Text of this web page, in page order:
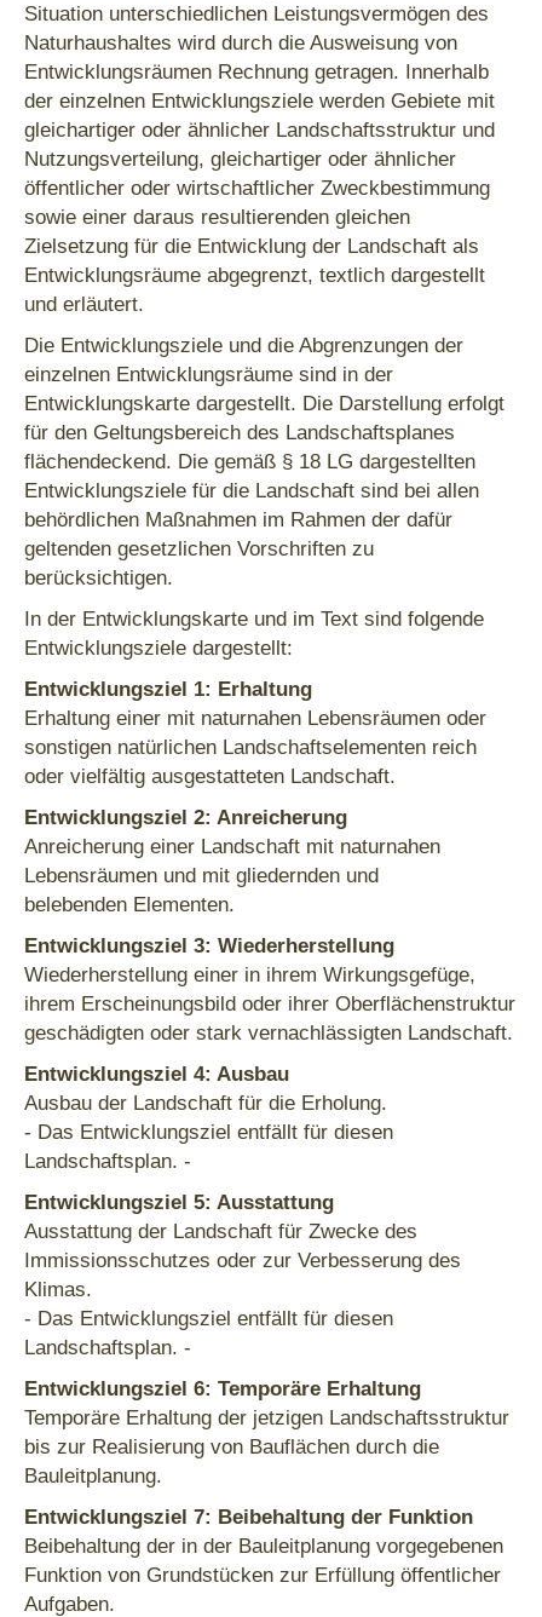
Situation unterschiedlichen Leistungsvermögen des
Naturhaushaltes wird durch die Ausweisung von
Entwicklungsräumen Rechnung getragen. Innerhalb
der einzelnen Entwicklungsziele werden Gebiete mit
gleichartiger oder ähnlicher Landschaftsstruktur und
Nutzungsverteilung, gleichartiger oder ähnlicher
öffentlicher oder wirtschaftlicher Zweckbestimmung
sowie einer daraus resultierenden gleichen
Zielsetzung für die Entwicklung der Landschaft als
Entwicklungsräume abgegrenzt, textlich dargestellt
und erläutert.
Die Entwicklungsziele und die Abgrenzungen der
einzelnen Entwicklungsräume sind in der
Entwicklungskarte dargestellt. Die Darstellung erfolgt
für den Geltungsbereich des Landschaftsplanes
flächendeckend. Die gemäß § 18 LG dargestellten
Entwicklungsziele für die Landschaft sind bei allen
behördlichen Maßnahmen im Rahmen der dafür
geltenden gesetzlichen Vorschriften zu
berücksichtigen.
In der Entwicklungskarte und im Text sind folgende
Entwicklungsziele dargestellt:
Entwicklungsziel 1: Erhaltung
Erhaltung einer mit naturnahen Lebensräumen oder
sonstigen natürlichen Landschaftselementen reich
oder vielfältig ausgestatteten Landschaft.
Entwicklungsziel 2: Anreicherung
Anreicherung einer Landschaft mit naturnahen
Lebensräumen und mit gliedernden und
belebenden Elementen.
Entwicklungsziel 3: Wiederherstellung
Wiederherstellung einer in ihrem Wirkungsgefüge,
ihrem Erscheinungsbild oder ihrer Oberflächenstruktur
geschädigten oder stark vernachlässigten Landschaft.
Entwicklungsziel 4: Ausbau
Ausbau der Landschaft für die Erholung.
- Das Entwicklungsziel entfällt für diesen
Landschaftsplan. -
Entwicklungsziel 5: Ausstattung
Ausstattung der Landschaft für Zwecke des
Immissionsschutzes oder zur Verbesserung des
Klimas.
- Das Entwicklungsziel entfällt für diesen
Landschaftsplan. -
Entwicklungsziel 6: Temporäre Erhaltung
Temporäre Erhaltung der jetzigen Landschaftsstruktur
bis zur Realisierung von Bauflächen durch die
Bauleitplanung.
Entwicklungsziel 7: Beibehaltung der Funktion
Beibehaltung der in der Bauleitplanung vorgegebenen
Funktion von Grundstücken zur Erfüllung öffentlicher
Aufgaben.